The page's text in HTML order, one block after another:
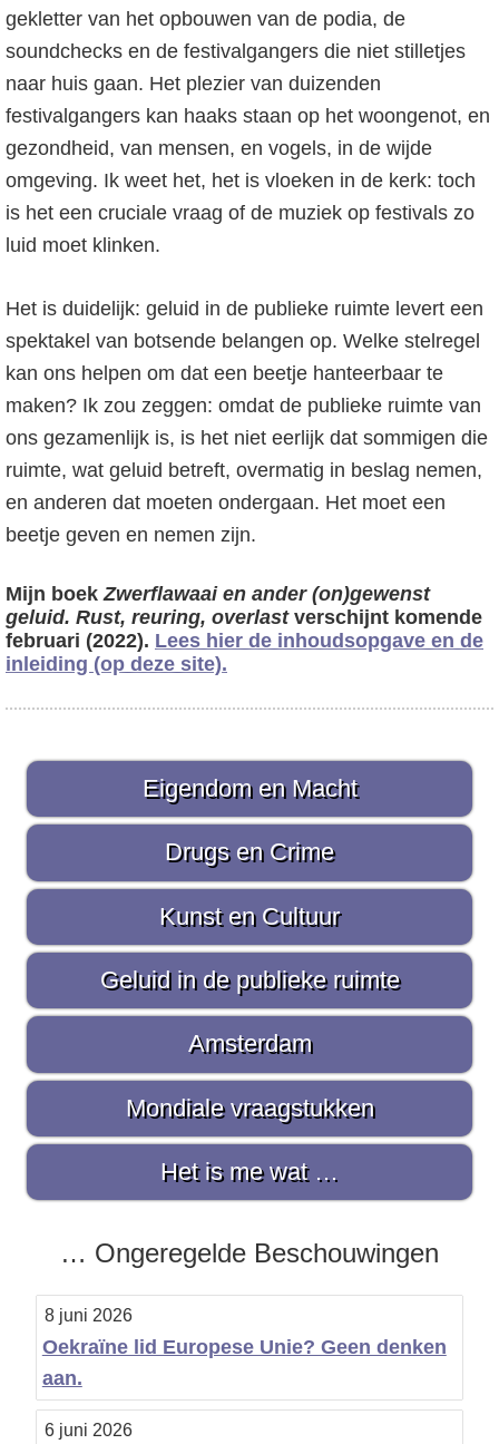
gekletter van het opbouwen van de podia, de
soundchecks en de festivalgangers die niet stilletjes
naar huis gaan. Het plezier van duizenden
festivalgangers kan haaks staan op het woongenot, en
gezondheid, van mensen, en vogels, in de wijde
omgeving. Ik weet het, het is vloeken in de kerk: toch
is het een cruciale vraag of de muziek op festivals zo
luid moet klinken.
Het is duidelijk: geluid in de publieke ruimte levert een
spektakel van botsende belangen op. Welke stelregel
kan ons helpen om dat een beetje hanteerbaar te
maken? Ik zou zeggen: omdat de publieke ruimte van
ons gezamenlijk is, is het niet eerlijk dat sommigen die
ruimte, wat geluid betreft, overmatig in beslag nemen,
en anderen dat moeten ondergaan. Het moet een
beetje geven en nemen zijn.
Mijn boekZwerflawaai en ander (on)gewenst
geluid. Rust, reuring, overlast verschijnt komende
februari (2022). Lees hier de inhoudsopgave en de
inleiding (op deze site).
P
r
m
a
i
r
S
i
e
a
Eigendom en Macht
Drugs en Crime
Kunst en Cultuur
Geluid in de publieke ruimte
Amsterdam
Mondiale vraagstukken
Het is me wat …
… Ongeregelde Beschouwingen
Oekraïne lid Europese Unie? Geen denken
aan.
8 juni 2026
6 juni 2026